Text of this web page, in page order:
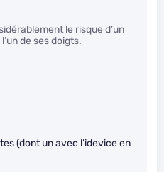
le risque d’un
de ses doigts.
(dont un avec l’idevice en